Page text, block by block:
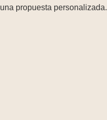
una propuesta personalizada.